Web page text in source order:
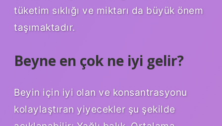
tüketim sıklığı ve miktarı da büyük önem
taşımaktadır.
Beyne en çok ne iyi gelir?
Beyin için iyi olan ve konsantrasyonu
kolaylaştıran yiyecekler şu şekilde